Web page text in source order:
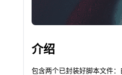
介绍
包含两个已封装好脚本文件